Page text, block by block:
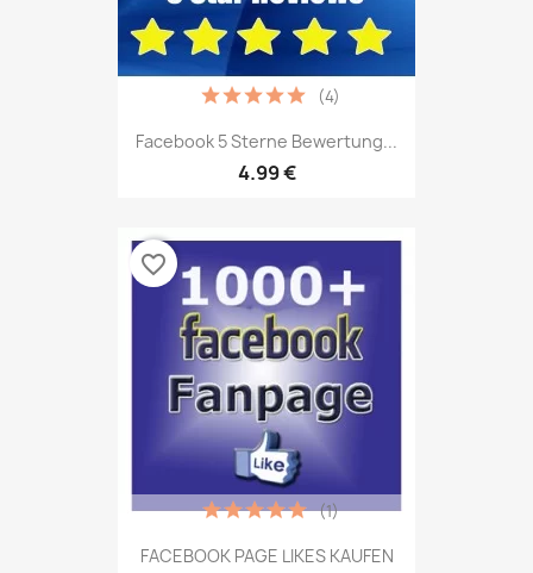
Facebook 5 Sterne Bewertung...
4.99 €
(4)
FACEBOOK PAGE LIKES KAUFEN
(1)
favorite_border